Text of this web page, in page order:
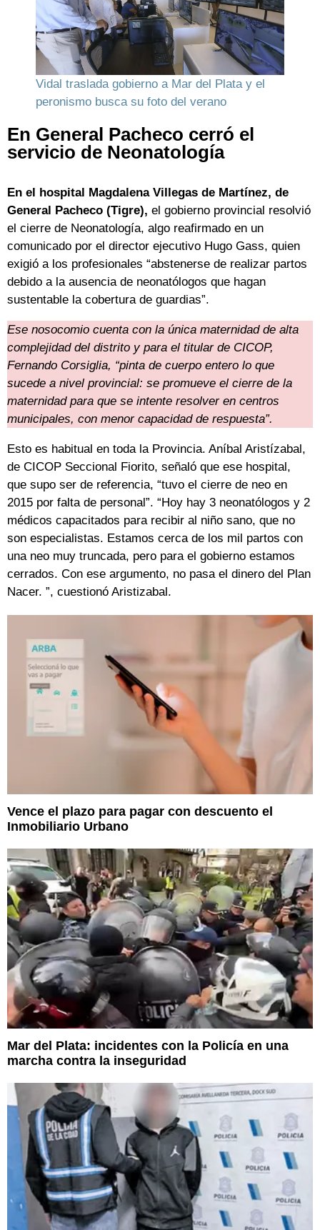
Vidal traslada gobierno a Mar del Plata y el
peronismo busca su foto del verano
En General Pacheco cerró el
servicio de Neonatología
En el hospital Magdalena Villegas de Martínez, de
General Pacheco (Tigre), el gobierno provincial resolvió
el cierre de Neonatología, algo reafirmado en un
comunicado por el director ejecutivo Hugo Gass, quien
exigió a los profesionales “abstenerse de realizar partos
debido a la ausencia de neonatólogos que hagan
sustentable la cobertura de guardias”.
Ese nosocomio cuenta con la única maternidad de alta
complejidad del distrito y para el titular de CICOP,
Fernando Corsiglia, “pinta de cuerpo entero lo que
sucede a nivel provincial: se promueve el cierre de la
maternidad para que se intente resolver en centros
municipales, con menor capacidad de respuesta”.
Esto es habitual en toda la Provincia. Aníbal Aristízabal,
de CICOP Seccional Fiorito, señaló que ese hospital,
que supo ser de referencia, “tuvo el cierre de neo en
2015 por falta de personal”. “Hoy hay 3 neonatólogos y 2
médicos capacitados para recibir al niño sano, que no
son especialistas. Estamos cerca de los mil partos con
una neo muy truncada, pero para el gobierno estamos
cerrados. Con ese argumento, no pasa el dinero del Plan
Nacer. ”, cuestionó Aristizabal.
Vence el plazo para pagar con descuento el
Inmobiliario Urbano
Mar del Plata: incidentes con la Policía en una
marcha contra la inseguridad